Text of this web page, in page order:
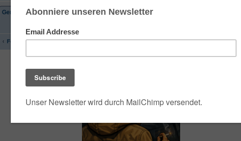
Gemeindebrief Saison-Kalender NEU: Vokabeltrainer (Saechsischvokabeln V:
Foren-Übersicht Exotisches Mexikanische Gerichte (aus der Wedemark) Steaks